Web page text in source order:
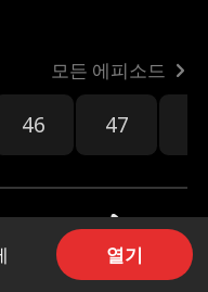
모든 에피소드
46 47
공유
열기